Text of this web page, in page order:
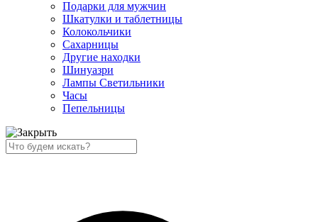
Подарки для мужчин
Шкатулки и таблетницы
Колокольчики
Сахарницы
Другие находки
Шинуазри
Лампы Светильники
Часы
Пепельницы